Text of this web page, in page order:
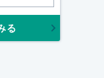
る